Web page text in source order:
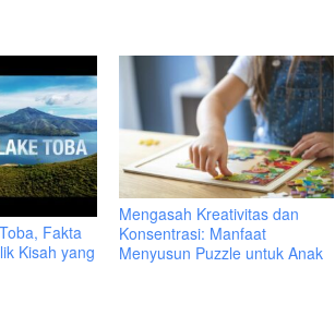
Fakta
Kisah yang
Mengasah Kreativitas dan
Konsentrasi: Manfaat
Menyusun Puzzle untuk Anak